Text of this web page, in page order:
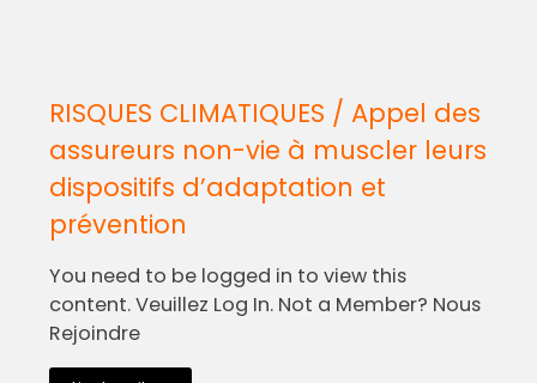
RISQUES CLIMATIQUES / Appel des
assureurs non-vie à muscler leurs
dispositifs d’adaptation et
prévention
You need to be logged in to view this
content. Veuillez Log In. Not a Member? Nous
Rejoindre